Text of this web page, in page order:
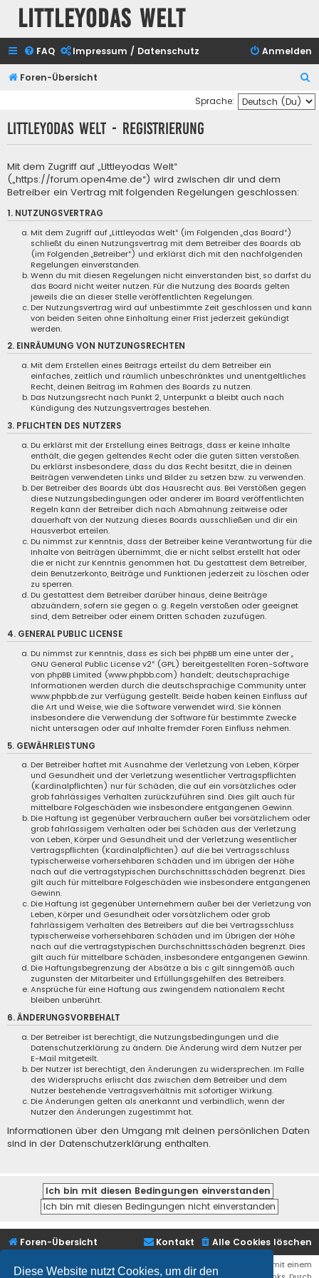
Diese Website nutzt Cookies, um dir den
Littleyodas Welt
FAQ Impressum / Datenschutz Anmelden
Foren-Übersicht
u
c
Sprache:
Littleyodas Welt - Registrierung
Mit dem Zugriff auf „Littleyodas Welt“
(„https://forum.open4me.de“) wird zwischen dir und dem
Betreiber ein Vertrag mit folgenden Regelungen geschlossen:
1. NUTZUNGSVERTRAG
Mit dem Zugriff auf „Littleyodas Welt“ (im Folgenden „das Board“)
schließt du einen Nutzungsvertrag mit dem Betreiber des Boards ab
(im Folgenden „Betreiber“) und erklärst dich mit den nachfolgenden
Regelungen einverstanden.
Wenn du mit diesen Regelungen nicht einverstanden bist, so darfst du
das Board nicht weiter nutzen. Für die Nutzung des Boards gelten
jeweils die an dieser Stelle veröffentlichten Regelungen.
Der Nutzungsvertrag wird auf unbestimmte Zeit geschlossen und kann
von beiden Seiten ohne Einhaltung einer Frist jederzeit gekündigt
werden.
2. EINRÄUMUNG VON NUTZUNGSRECHTEN
Mit dem Erstellen eines Beitrags erteilst du dem Betreiber ein
einfaches, zeitlich und räumlich unbeschränktes und unentgeltliches
Recht, deinen Beitrag im Rahmen des Boards zu nutzen.
Das Nutzungsrecht nach Punkt 2, Unterpunkt a bleibt auch nach
Kündigung des Nutzungsvertrages bestehen.
3. PFLICHTEN DES NUTZERS
Du erklärst mit der Erstellung eines Beitrags, dass er keine Inhalte
enthält, die gegen geltendes Recht oder die guten Sitten verstoßen.
Du erklärst insbesondere, dass du das Recht besitzt, die in deinen
Beiträgen verwendeten Links und Bilder zu setzen bzw. zu verwenden.
Der Betreiber des Boards übt das Hausrecht aus. Bei Verstößen gegen
diese Nutzungsbedingungen oder anderer im Board veröffentlichten
Regeln kann der Betreiber dich nach Abmahnung zeitweise oder
dauerhaft von der Nutzung dieses Boards ausschließen und dir ein
Hausverbot erteilen.
Du nimmst zur Kenntnis, dass der Betreiber keine Verantwortung für die
Inhalte von Beiträgen übernimmt, die er nicht selbst erstellt hat oder
die er nicht zur Kenntnis genommen hat. Du gestattest dem Betreiber,
dein Benutzerkonto, Beiträge und Funktionen jederzeit zu löschen oder
zu sperren.
Du gestattest dem Betreiber darüber hinaus, deine Beiträge
abzuändern, sofern sie gegen o. g. Regeln verstoßen oder geeignet
sind, dem Betreiber oder einem Dritten Schaden zuzufügen.
4. GENERAL PUBLIC LICENSE
Du nimmst zur Kenntnis, dass es sich bei phpBB um eine unter der „
GNU General Public License v2“ (GPL) bereitgestellten Foren-Software
von phpBB Limited (www.phpbb.com) handelt; deutschsprachige
Informationen werden durch die deutschsprachige Community unter
www.phpbb.de zur Verfügung gestellt. Beide haben keinen Einfluss auf
die Art und Weise, wie die Software verwendet wird. Sie können
insbesondere die Verwendung der Software für bestimmte Zwecke
nicht untersagen oder auf Inhalte fremder Foren Einfluss nehmen.
5. GEWÄHRLEISTUNG
Der Betreiber haftet mit Ausnahme der Verletzung von Leben, Körper
und Gesundheit und der Verletzung wesentlicher Vertragspflichten
(Kardinalpflichten) nur für Schäden, die auf ein vorsätzliches oder
grob fahrlässiges Verhalten zurückzuführen sind. Dies gilt auch für
mittelbare Folgeschäden wie insbesondere entgangenen Gewinn.
Die Haftung ist gegenüber Verbrauchern außer bei vorsätzlichem oder
grob fahrlässigem Verhalten oder bei Schäden aus der Verletzung
von Leben, Körper und Gesundheit und der Verletzung wesentlicher
Vertragspflichten (Kardinalpflichten) auf die bei Vertragsschluss
typischerweise vorhersehbaren Schäden und im übrigen der Höhe
nach auf die vertragstypischen Durchschnittsschäden begrenzt. Dies
gilt auch für mittelbare Folgeschäden wie insbesondere entgangenen
Gewinn.
Die Haftung ist gegenüber Unternehmern außer bei der Verletzung von
Leben, Körper und Gesundheit oder vorsätzlichem oder grob
fahrlässigem Verhalten des Betreibers auf die bei Vertragsschluss
typischerweise vorhersehbaren Schäden und im Übrigen der Höhe
nach auf die vertragstypischen Durchschnittsschäden begrenzt. Dies
gilt auch für mittelbare Schäden, insbesondere entgangenen Gewinn.
Die Haftungsbegrenzung der Absätze a bis c gilt sinngemäß auch
zugunsten der Mitarbeiter und Erfüllungsgehilfen des Betreibers.
Ansprüche für eine Haftung aus zwingendem nationalem Recht
bleiben unberührt.
6. ÄNDERUNGSVORBEHALT
Der Betreiber ist berechtigt, die Nutzungsbedingungen und die
Datenschutzerklärung zu ändern. Die Änderung wird dem Nutzer per
E-Mail mitgeteilt.
Der Nutzer ist berechtigt, den Änderungen zu widersprechen. Im Falle
des Widerspruchs erlischt das zwischen dem Betreiber und dem
Nutzer bestehende Vertragsverhältnis mit sofortiger Wirkung.
Die Änderungen gelten als anerkannt und verbindlich, wenn der
Nutzer den Änderungen zugestimmt hat.
Informationen über den Umgang mit deinen persönlichen Daten
sind in der Datenschutzerklärung enthalten.
Foren-Übersicht Alle Cookies löschen
Kontakt
Bei den Links zu Shops (Amazon, Ebay, Aliexpress, ...) und Links, die mit einem